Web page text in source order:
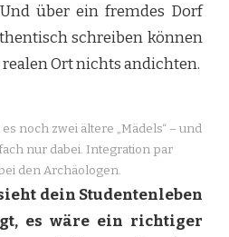
über ein fremdes Dorf
schreiben können
Ort nichts andichten.
noch zwei ältere „Mädels“ – und
nur dabei. Integration par
den Archäologen.
dein Studentenleben
es wäre ein richtiger